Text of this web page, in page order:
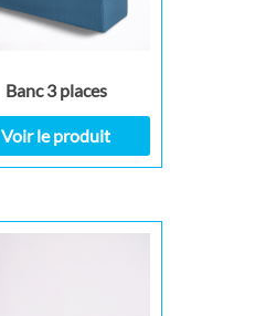
Banc 3 places
Voir le produit